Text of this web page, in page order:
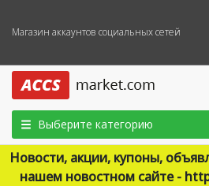
Магазин аккаунтов социальных сетей
Выберите категорию
Новости, акции, купоны,
нашем новостном сайте -